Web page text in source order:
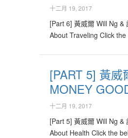
十二月 19, 2017
[Part 6] 黃威爾 Will Ng
About Traveling Click
[PART 5] 黃威
MONEY
十二月 19, 2017
[Part 5] 黃威爾 Will Ng
About Health Click the